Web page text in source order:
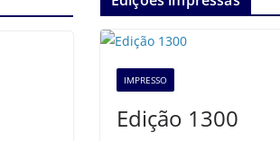
IMPRESSO
Edição 1300